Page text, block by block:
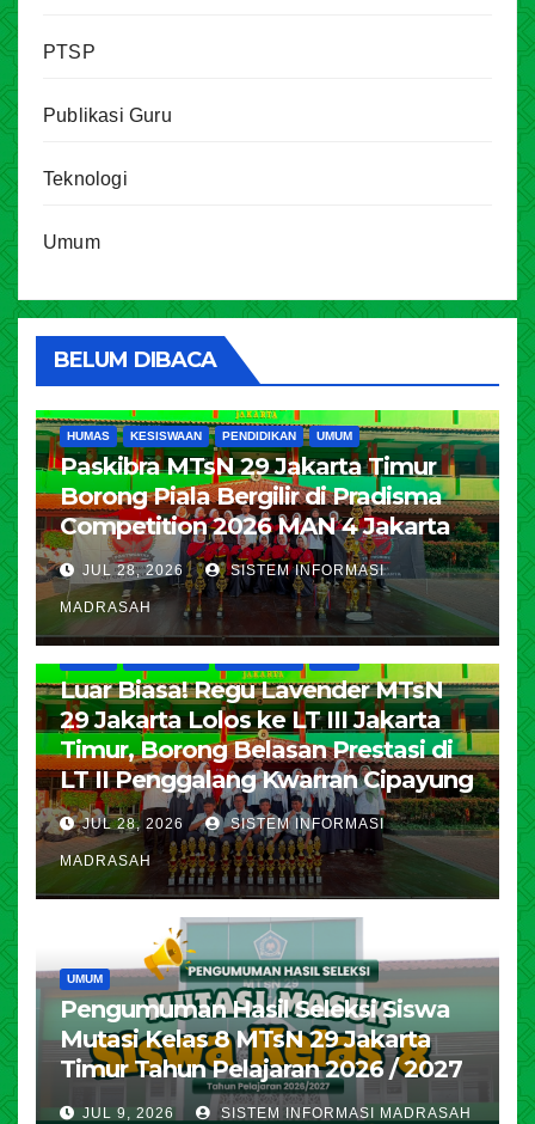
PTSP
Publikasi Guru
Teknologi
Umum
BELUM DIBACA
HUMAS KESISWAAN PENDIDIKAN UMUM
Paskibra MTsN 29 Jakarta Timur
Borong Piala Bergilir di Pradisma
Competition 2026 MAN 4 Jakarta
JUL 28, 2026 SISTEM INFORMASI
MADRASAH
Luar Biasa! Regu Lavender MTsN
29 Jakarta Lolos ke LT III Jakarta
Timur, Borong Belasan Prestasi di
LT II Penggalang Kwarran Cipayung
JUL 28, 2026 SISTEM INFORMASI
MADRASAH
UMUM
Pengumuman Hasil Seleksi Siswa
Mutasi Kelas 8 MTsN 29 Jakarta
Timur Tahun Pelajaran 2026 / 2027
JUL 9, 2026 SISTEM INFORMASI MADRASAH